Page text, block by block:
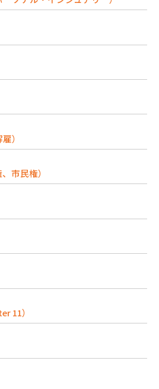
）
市民権）
11）